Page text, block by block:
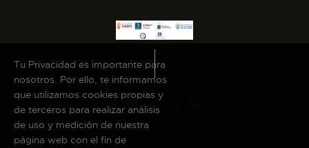
Tu Privacidad es importante para
nosotros. Por ello, te informamos
que utilizamos cookies propias y
de terceros para realizar análisis
de uso y medición de nuestra
página web con el fin de